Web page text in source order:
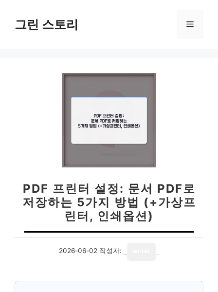
그린 스토리 메
PDF 프린터 설정: 문서 PDF로
저장하는 5가지 방법 (+가상프
린터, 인쇄옵션)
2026-06-02 작성자: